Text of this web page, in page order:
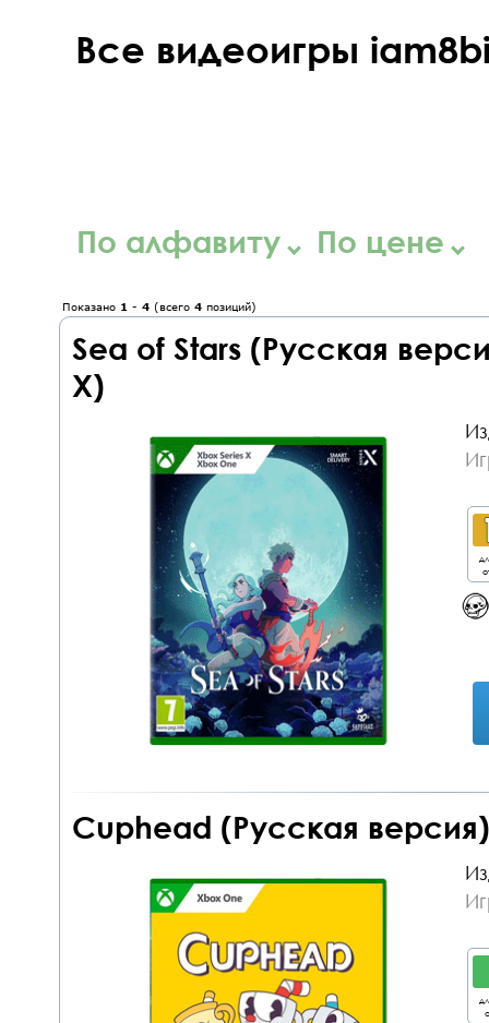
Все видеоигры
По алфавиту По цене
Показано 1 - 4 (всего 4 позиций)
Sea of Stars (Русская
X)
Cuphead (Русская